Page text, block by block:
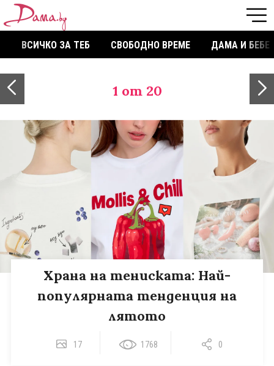
ВСИЧКО ЗА ТЕБ СВОБОДНО ВРЕМЕ ДАМА И БЕБЕ
1 от 20
Храна на тениската: Най-
популярната тенденция на
лятото
17 1768 0